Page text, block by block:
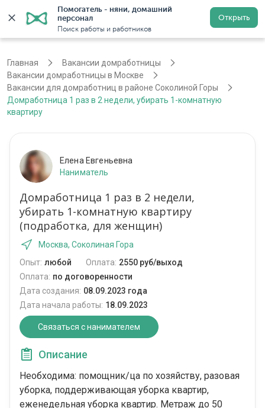
Помогатель - няни, домашний
персонал
Поиск работы и работников
Открыть
Регистрация
Главная
Вакансии домработницы
Вакансии домработницы в Москве
Вакансии для домработниц в районе Соколиной Горы
Домработница 1 раз в 2 недели, убирать 1-комнатную
квартиру
Елена Евгеньевна
Наниматель
Домработница 1 раз в 2 недели,
убирать 1-комнатную квартиру
(подработка, для женщин)
Москва, Соколиная Гора
Опыт: любой Оплата: 2550 руб/выход
Оплата: по договоренности
Дата создания: 08.09.2023 года
Дата начала работы: 18.09.2023
Связаться с нанимателем
Описание
Необходима: помощник/ца по хозяйству, разовая
уборка, поддерживающая уборка квартир,
еженедельная уборка квартир. Метраж до 50